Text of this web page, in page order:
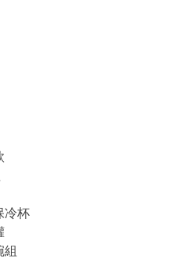
冷杯
組